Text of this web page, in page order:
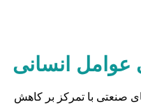
عوامل انسانی
صنعتی با تمرکز بر کاهش